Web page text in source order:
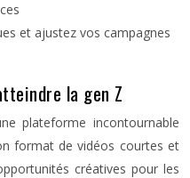
et ajustez vos campagnes
la gen Z
plateforme incontournable
format de vidéos courtes et
créatives pour les